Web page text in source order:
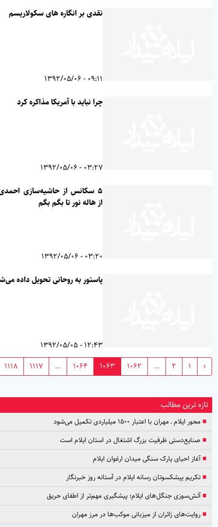
نقدی بر انگاره های سکولاریسم
چرا نباید با آمریکا مذاکره کرد
۵ سکانس از حاشیه‌سازی‌ احمدی‌نژاد/
از هاله نور تا بگم بگم
پاستور به روحانی تحویل داده می‌شود
1062
1063
1064
...
1117
1118
›
ترین مطالب
ایلام ـ مهران با اعتبار ۱۵۰۰ میلیاردی تکمیل می‌شود
ظرفیت بزرگ اشتغال در استان ایلام است
احیای پارک سنگی میدان ارغوان ایلام
پیشکسوتان رسانه ایلام در آستانه روز خبرنگار
جنگل‌های ایلام؛ پیشگیری مهم‌تر از اطفای حریق
زائران از میزبانی موکب‌ها در مرز مهران